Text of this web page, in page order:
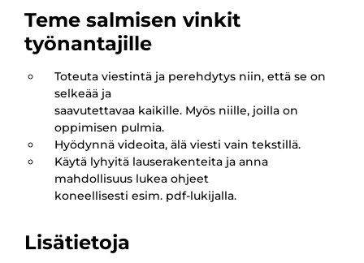
Teme salmisen vinkit
työnantajille
Toteuta viestintä ja perehdytys niin, että se on
selkeää ja
saavutettavaa kaikille. Myös niille, joilla on
oppimisen pulmia.
Hyödynnä videoita, älä viesti vain tekstillä.
Käytä lyhyitä lauserakenteita ja anna
mahdollisuus lukea ohjeet
koneellisesti esim. pdf-lukijalla.
Lisätietoja